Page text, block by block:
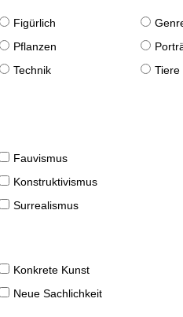
Figürlich
Pflanzen
Technik Tiere
Fauvismus
Konstruktivismus
Surrealismus
Konkrete Kunst
Neue Sachlichkeit